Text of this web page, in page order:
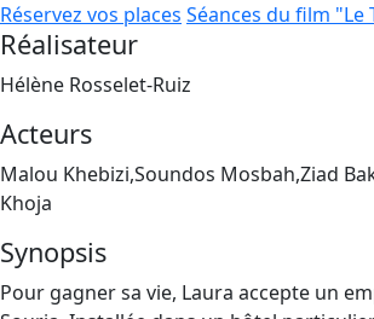
Réservez vos places Séances du film
Réalisateur
Hélène Rosselet-Ruiz
Acteurs
Malou Khebizi,Soundos Mosbah,Ziad
Khoja
Synopsis
Pour gagner sa vie, Laura accepte un